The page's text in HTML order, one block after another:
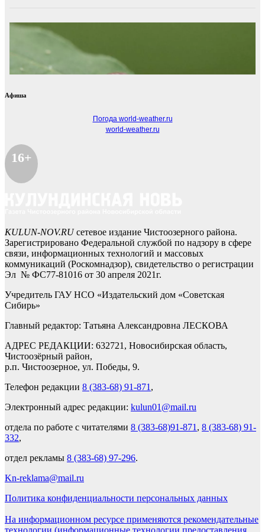
Афиша
Погода world-weather.ru
world-weather.ru
16+
KULUN-NOV.RUсетевое издание Чистоозерного района.
Зарегистрировано Федеральной службой по надзору в сфере
связи, информационных технологий и массовых
коммуникаций (Роскомнадзор), свидетельство о регистрации
Эл № ФС77-81016 от 30 апреля 2021г.
Учредитель ГАУ НСО «Издательский дом «Советская
Сибирь»
Главный редактор: Татьяна Александровна ЛЕСКОВА
АДРЕС РЕДАКЦИИ: 632721, Новосибирская область,
Чистоозёрный район,
р.п. Чистоозерное, ул. Победы, 9.
Телефон редакции 8 (383-68) 91-871 ,
Электронный адрес редакции: kulun01@mail.ru
отдела по работе с читателями 8 (383-68)91-871 , 8 (383-68) 91-
332,
отдел рекламы 8 (383-68) 97-296.
Kn-reklama@mail.ru
Политика конфиденциальности персональных данных
На информационном ресурсе применяются рекомендательные
технологии (информационные технологии предоставления